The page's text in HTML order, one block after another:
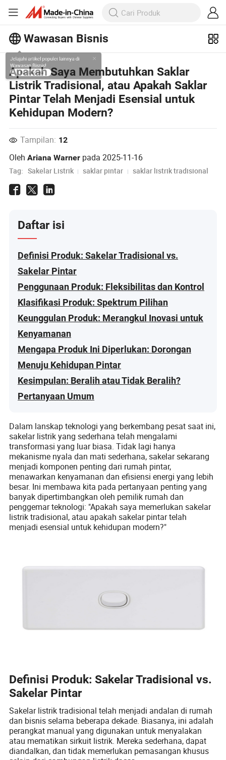
Wawasan Bisnis
Jelajahi artikel populer lainnya di
Wawasan Bisnis!
Lihat Lainnya
Apakah Saya Membutuhkan Saklar
Listrik Tradisional, atau Apakah Saklar
Pintar Telah Menjadi Esensial untuk
Kehidupan Modern?
Tampilan: 12
OlehAriana Warner pada2025-11-16
Tag: Sakelar Listrik saklar pintar saklar listrik tradisional
Daftar isi
Definisi Produk: Sakelar Tradisional vs.
Sakelar Pintar
Penggunaan Produk: Fleksibilitas dan Kontrol
Klasifikasi Produk: Spektrum Pilihan
Keunggulan Produk: Merangkul Inovasi untuk
Kenyamanan
Mengapa Produk Ini Diperlukan: Dorongan
Menuju Kehidupan Pintar
Kesimpulan: Beralih atau Tidak Beralih?
Pertanyaan Umum
Dalam lanskap teknologi yang berkembang pesat saat ini,
sakelar listrik yang sederhana telah mengalami
transformasi yang luar biasa. Tidak lagi hanya
mekanisme nyala dan mati sederhana, sakelar sekarang
menjadi komponen penting dari rumah pintar,
menawarkan kenyamanan dan efisiensi energi yang lebih
besar. Ini membawa kita pada pertanyaan penting yang
banyak dipertimbangkan oleh pemilik rumah dan
penggemar teknologi: "Apakah saya memerlukan sakelar
listrik tradisional, atau apakah sakelar pintar telah
menjadi esensial untuk kehidupan modern?"
Definisi Produk: Sakelar Tradisional vs.
Sakelar Pintar
Sakelar listrik tradisional telah menjadi andalan di rumah
dan bisnis selama beberapa dekade. Biasanya, ini adalah
perangkat manual yang digunakan untuk menyalakan
atau mematikan sirkuit listrik. Mereka sederhana, dapat
diandalkan, dan tidak memerlukan pemasangan khusus